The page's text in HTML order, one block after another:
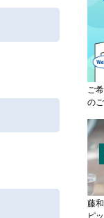
ご
の
藤